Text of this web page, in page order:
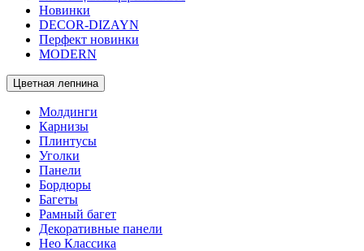
Новинки
DECOR-DIZAYN
Перфект новинки
MODERN
Цветная лепнина
Молдинги
Карнизы
Плинтусы
Уголки
Панели
Бордюры
Багеты
Рамный багет
Декоративные панели
Нео Классика